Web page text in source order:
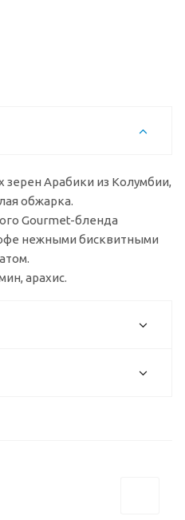
Арабики из Колумбии,
обжарка.
Gourmet-бленда
нежными бисквитными
арахис.